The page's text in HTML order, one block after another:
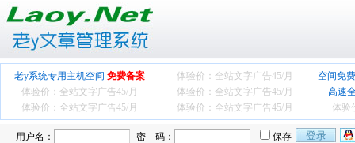
老y系统专用主机空间 免费备案 体验价：全站文字广告45/月
空间免
体验价：全站文字广告45/月 体验价：全站文字广告45/月
高速
体验价：全站文字广告45/月 体验价：全站文字广告45/月 体验
用户名： 密 码： 保存